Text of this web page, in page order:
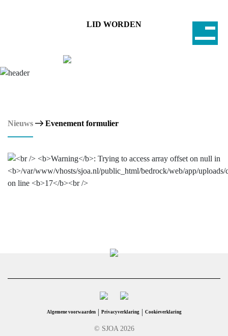
LID WORDEN
Nieuws Evenement formulier
© SJOA 2026
Algemene voorwaarden | Privacyverklaring | Cookieverklaring